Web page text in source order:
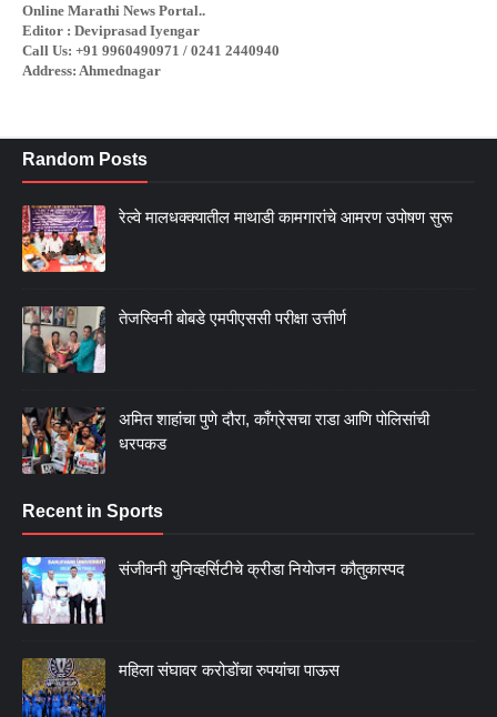
Online Marathi News Portal..
Editor : Deviprasad Iyengar
Call Us: +91 9960490971 / 0241 2440940
Address: Ahmednagar
Random Posts
रेल्वे मालधक्क्यातील माथाडी कामगारांचे आमरण उपोषण सुरू
तेजस्विनी बोबडे एमपीएससी परीक्षा उत्तीर्ण
अमित शाहांचा पुणे दौरा, काँग्रेसचा राडा आणि पोलिसांची
धरपकड
Recent in Sports
संजीवनी युनिव्हर्सिटीचे क्रीडा नियोजन कौतुकास्पद
महिला संघावर करोडोंचा रुपयांचा पाऊस